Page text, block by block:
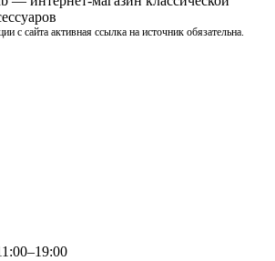
с сайта активная ссылка на источник обязательна.